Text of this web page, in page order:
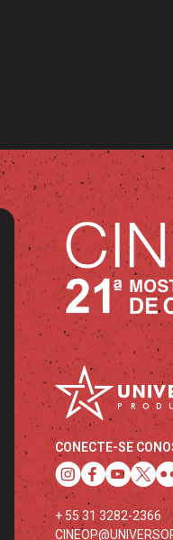
CONECTE-SE
+ 55 31 3282-2366